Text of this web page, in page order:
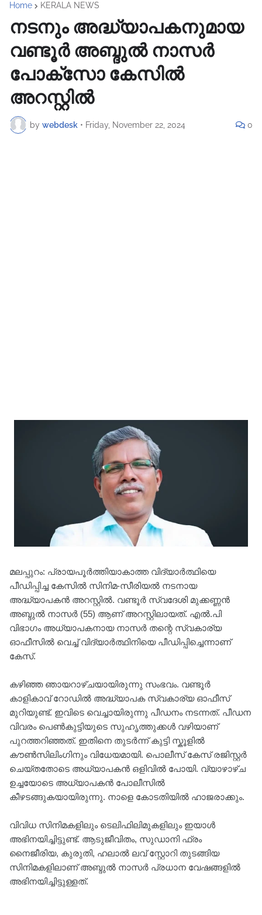
Home KERALA NEWS
നടനും അദ്ധ്യാപകനുമായ
വണ്ടൂർ അബ്ദുൽ നാസർ
പോക്സോ കേസിൽ
അറസ്റ്റിൽ
by webdesk • Friday, November 22, 2024 0
മലപ്പുറം: പ്രായപൂർത്തിയാകാത്ത വിദ്യാർത്ഥിയെ
പീഡിപ്പിച്ച കേസിൽ സിനിമ-സീരിയൽ നടനായ
അദ്ധ്യാപകൻ അറസ്റ്റിൽ. വണ്ടൂർ സ്വദേശി മുക്കണ്ണൻ
അബ്ദുൽ നാസർ (55) ആണ് അറസ്റ്റിലായത്. എൽ.പി
വിഭാഗം അധ്യാപകനായ നാസർ തന്റെ സ്വകാര്യ
ഓഫീസിൽ വെച്ച് വിദ്യാർത്ഥിനിയെ പീഡിപ്പിച്ചെന്നാണ്
കേസ്.
കഴിഞ്ഞ ഞായറാഴ്ചയായിരുന്നു സംഭവം. വണ്ടൂർ
കാളികാവ് റോഡിൽ അദ്ധ്യാപക സ്വകാര്യ ഓഫീസ്
മുറിയുണ്ട്. ഇവിടെ വെച്ചായിരുന്നു പീഡനം നടന്നത്. പീഡന
വിവരം പെൺകുട്ടിയുടെ സുഹൃത്തുക്കൾ വഴിയാണ്
പുറത്തറിഞ്ഞത്. ഇതിനെ തുടർന്ന് കുട്ടി സ്കൂളിൽ
കൗൺസിലിംഗിനും വിധേയമായി. പൊലീസ് കേസ് രജിസ്റ്റർ
ചെയ്തതോടെ അധ്യാപകൻ ഒളിവിൽ പോയി. വ്യാഴാഴ്ച
ഉച്ചയോടെ അധ്യാപകന്‍ പോലീസില്‍
കീഴടങ്ങുകയായിരുന്നു. നാളെ കോടതിയിൽ ഹാജരാക്കും.
വിവിധ സിനിമകളിലും ടെലിഫിലിമുകളിലും ഇയാൾ
അഭിനയിച്ചിട്ടുണ്ട്. ആടുജീവിതം, സുഡാനി ഫ്രം
നൈജീരിയ, കുരുതി, ഹലാല്‍ ലവ് സ്റ്റോറി തുടങ്ങിയ
സിനിമകളിലാണ് അബ്ദുൽ നാസർ പ്രധാന വേഷങ്ങളിൽ
അഭിനയിച്ചിട്ടുള്ളത്.